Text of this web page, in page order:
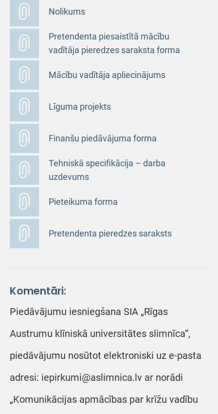
Nolikums
Pretendenta piesaistītā mācību
vadītāja pieredzes saraksta forma
Mācību vadītāja apliecinājums
Līguma projekts
Finanšu piedāvājuma forma
Tehniskā specifikācija – darba
uzdevums
Pieteikuma forma
Pretendenta pieredzes saraksts
Komentāri:
Piedāvājumu iesniegšana SIA „Rīgas
Austrumu klīniskā universitātes slimnīca”,
piedāvājumu nosūtot elektroniski uz e-pasta
adresi: iepirkumi@aslimnica.lv ar norādi
„Komunikācijas apmācības par krīžu vadību